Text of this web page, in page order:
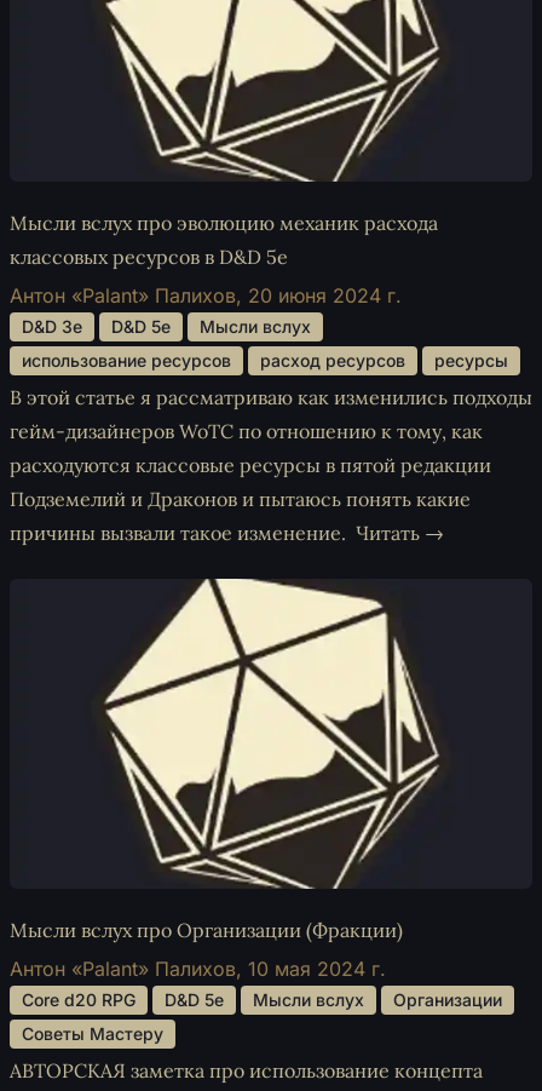
Мысли вслух про эволюцию механик расхода
классовых ресурсов в D&D 5e
Антон «Palant» Палихов, 20 июня 2024 г.
D&D 3e D&D 5e
Мысли вслух
использование ресурсов
расход ресурсов ресурсы
В этой статье я рассматриваю как изменились подходы
гейм-дизайнеров WoTC по отношению к тому, как
расходуются классовые ресурсы в пятой редакции
Подземелий и Драконов и пытаюсь понять какие
причины вызвали такое изменение. Читать →
Мысли вслух про Организации (Фракции)
Антон «Palant» Палихов, 10 мая 2024 г.
Core d20 RPG D&D 5e Мысли вслух
Организации
Советы Мастеру
АВТОРСКАЯ заметка про использование концепта